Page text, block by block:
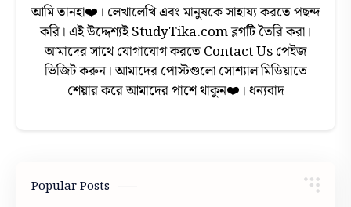
আমি তানহা❤️। লেখালেখি এবং মানুষকে সাহায্য করতে পছন্দ
করি। এই উদ্দেশ্যই StudyTika.com ব্লগটি তৈরি করা।
আমাদের সাথে যোগাযোগ করতে Contact Us পেইজ
ভিজিট করুন। আমাদের পোস্টগুলো সোশ্যাল মিডিয়াতে
শেয়ার করে আমাদের পাশে থাকুন❤️। ধন্যবাদ
Popular Posts